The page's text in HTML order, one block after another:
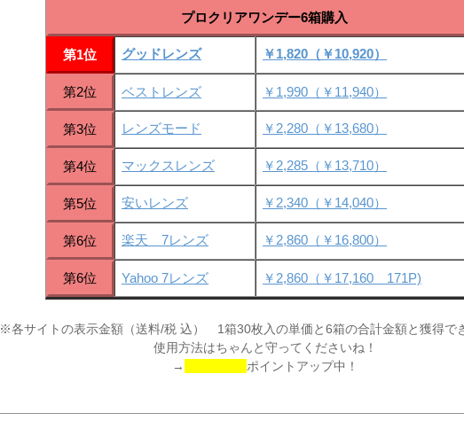
プロクリアワンデー6箱購入
第1位 グッドレンズ ￥1,820（￥10,920）
第2位 ベストレンズ ￥1,990（￥11,940）
第3位 レンズモード ￥2,280（￥13,680）
第4位 マックスレンズ ￥2,285（￥13,710）
第5位 安いレンズ ￥2,340（￥14,040）
第6位 楽天 7レンズ ￥2,860（￥16,800）
第6位 Yahoo 7レンズ ￥2,860（￥17,160 171P)
※各サイトの表示金額（送料/税 込） 1箱30枚入の単価と6箱の合計金額と獲得で
使用方法はちゃんと守ってくださいね！
→
ポイントアップ中！